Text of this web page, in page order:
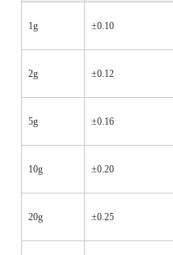
1g ±0.10
2g ±0.12
5g ±0.16
10g ±0.20
20g ±0.25